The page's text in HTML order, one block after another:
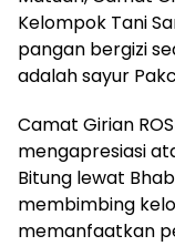
Kelompok Tani
pangan bergizi
adalah sayur
Camat Girian
mengapresiasi
Bitung lewat
membimbing
memanfaatkan